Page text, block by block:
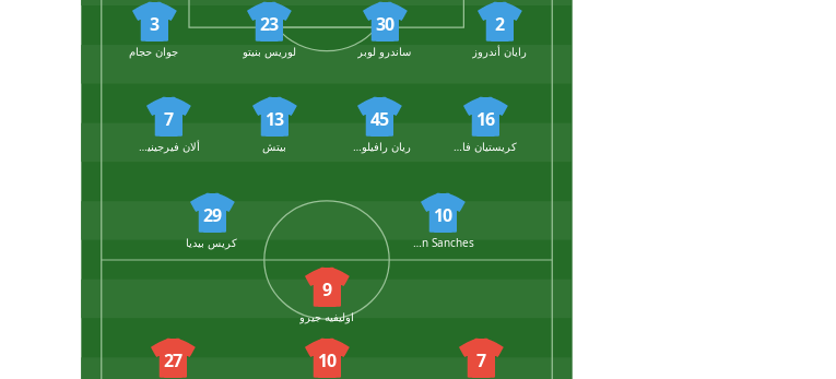
2
رايان أندروز
30
ساندرو لوبر
23
لوريس بنيتو
3
جوان حجام
16
كريستيان فاسناخت
45
ريان رافيلوسون
13
بيتش
7
ألان فيرجينيوس
10
29
كريس بيديا
9
اوليفيه جيرو
7
10
27